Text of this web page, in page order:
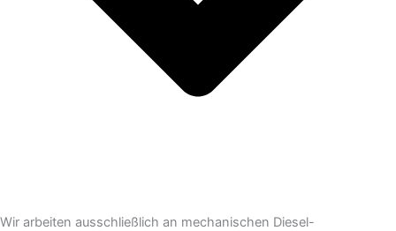
Wir arbeiten ausschließlich an mechanischen Diesel-